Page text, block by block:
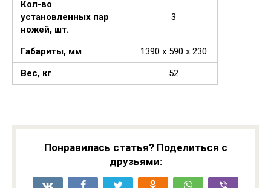
Кол-во
установленных пар
ножей, шт.
3
Габариты, мм
1390 x 590 x 230
Вес, кг
52
Понравилась статья? Поделиться с
друзьями: